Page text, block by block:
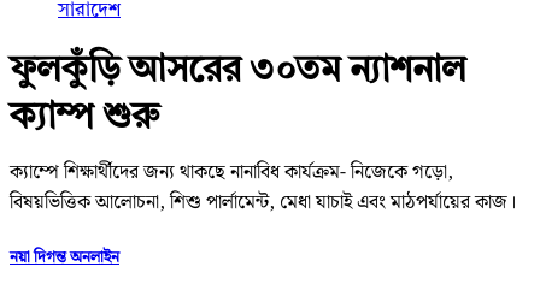
সারাদেশ
ফুলকুঁড়ি আসরের ৩০তম ন্যাশনাল
ক্যাম্প শুরু
ক্যাম্পে শিক্ষার্থীদের জন্য থাকছে নানাবিধ কার্যক্রম- নিজেকে গড়ো,
বিষয়ভিত্তিক আলোচনা, শিশু পার্লামেন্ট, মেধা যাচাই এবং মাঠপর্যায়ের কাজ।
নয়া দিগন্ত অনলাইন